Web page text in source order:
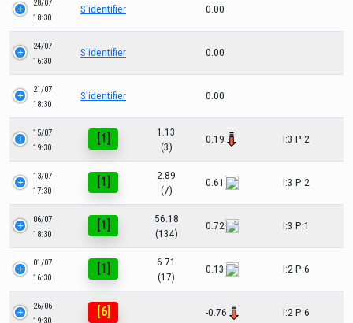
28/07
18:30
S'identifier 0.00
24/07
16:30
S'identifier 0.00
21/07
18:30
S'identifier 0.00
15/07
19:30
[1]
1.13
(3)
0.19 I:3 P:2
13/07
17:30
[1]
2.89
(7)
0.61 I:3 P:2
06/07
18:30
[1]
56.18
(134)
0.72 I:3 P:1
01/07
16:30
[1]
6.71
(17)
0.13 I:2 P:6
26/06
19:30
[6] -0.76 I:2 P:6